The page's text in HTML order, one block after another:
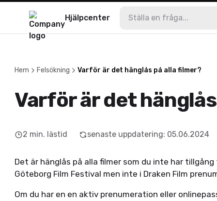
Hjälpcenter
Hem Felsökning Varför är det hänglås på alla filmer?
Varför är det
2 min. lästid senaste uppdatering: 05.06.2024
Det är hänglås på alla filmer som du inte har
Göteborg Film Festival men inte i Draken Film
Om du har en en aktiv prenumeration eller